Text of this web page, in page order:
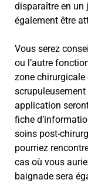
disparaître en un
également être
Vous serez
ou l’autre
zone
application
fiche
soins post-
pourriez
cas où vous
baignade sera